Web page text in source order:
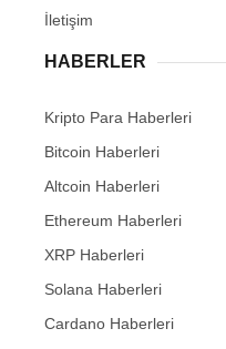
İletişim
HABERLER
Kripto Para Haberleri
Bitcoin Haberleri
Altcoin Haberleri
Ethereum Haberleri
XRP Haberleri
Solana Haberleri
Cardano Haberleri